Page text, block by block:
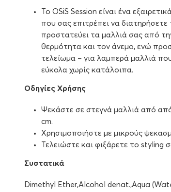
Το OSiS Session είναι ένα
που σας επιτρέπει να
προστατεύει τα μαλλιά σας από
θερμότητα και τον άνεμο, ενώ
τελείωμα – για λαμπερά μαλλιά
εύκολα χωρίς κατάλοιπα.
Οδηγίες Χρήσης
Ψεκάστε σε στεγνά μαλλιά από
cm.
Χρησιμοποιήστε με μικρούς
Τελειώστε και φιξάρετε το styling
Συστατικά
Dimethyl Ether,Alcohol denat.,Aqua